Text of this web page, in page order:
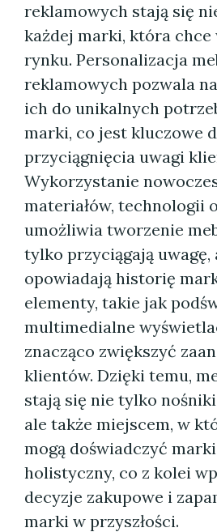
reklamowych stają się
każdej marki, która
rynku. Personalizacja
reklamowych pozwala
ich do unikalnych
marki, co jest kluczowe
przyciągnięcia uwagi
Wykorzystanie
materiałów, technologii
umożliwia tworzenie
tylko przyciągają uwagę,
opowiadają historię
elementy, takie jak
multimedialne
znacząco zwiększyć
klientów. Dzięki temu,
stają się nie tylko
ale także miejscem, w
mogą doświadczyć
holistyczny, co z kolei
decyzje zakupowe i
marki w przyszłości.